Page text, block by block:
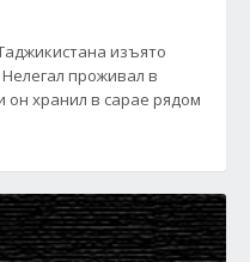
изъято
проживал в
он хранил в сарае рядом